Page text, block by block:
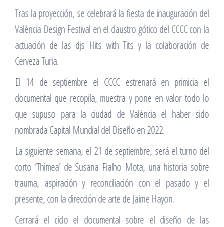
Tras la proyección, se celebrará la fiesta de inauguración del
València Design Festival en el claustro gótico del CCCC con la
actuación de las djs Hits with Tits y la colaboración de
Cerveza Turia.
El 14 de septiembre el CCCC estrenará en primicia el
documental que recopila, muestra y pone en valor todo lo
que supuso para la ciudad de València el haber sido
nombrada Capital Mundial del Diseño en 2022.
La siguiente semana, el 21 de septiembre, será el turno del
corto ‘Thimea’ de Susana Fialho Mota, una historia sobre
trauma, aspiración y reconciliación con el pasado y el
presente, con la dirección de arte de Jaime Hayon.
Cerrará el ciclo el documental sobre el diseño de las